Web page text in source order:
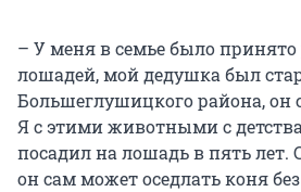
– У меня в семье было принято
лошадей, мой дедушка был
Большеглушицкого района, он
Я с этими животными с
посадил на лошадь в пять лет.
он сам может оседлать коня